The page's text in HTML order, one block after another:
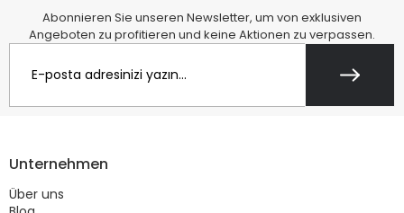
Abonnieren Sie unseren Newsletter, um von exklusiven
Angeboten zu profitieren und keine Aktionen zu verpassen.
Unternehmen
Über uns